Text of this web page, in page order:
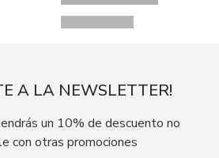
A LA NEWSLETTER!
un 10% de descuento no
con otras promociones